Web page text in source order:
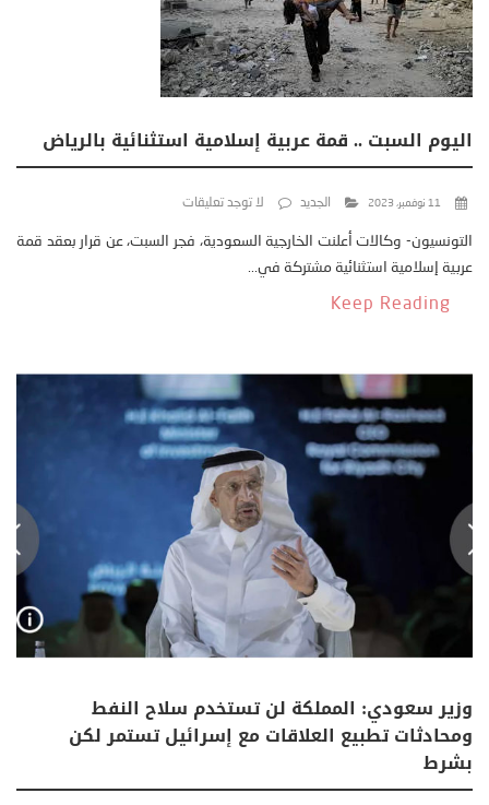
اليوم السبت .. قمة عربية إسلامية استثنائية بالرياض
11 نوفمبر، 2023 الجديد لا توجد تعليقات
التونسيون- وكالات أعلنت الخارجية السعودية، فجر السبت، عن قرار بعقد قمة
عربية إسلامية استثنائية مشتركة في...
Keep Reading
وزير سعودي: المملكة لن تستخدم سلاح النفط
ومحادثات تطبيع العلاقات مع إسرائيل تستمر لكن
بشرط